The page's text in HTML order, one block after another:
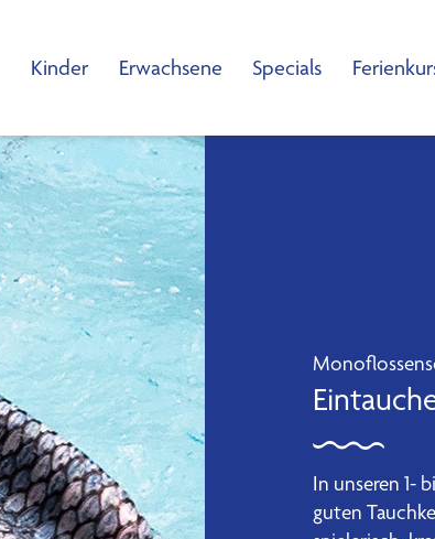
Kinder Erwachsene Specials
In unseren 1-
guten